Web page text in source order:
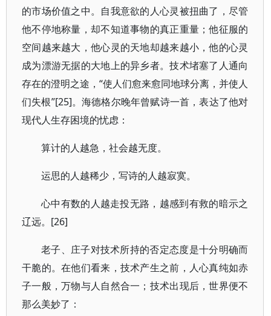
的市场价值之中。自我意欲的人心灵被扭曲了，尽管
他不停地称量，却不知道事物的真正重量；他征服的
空间越来越大，他心灵的天地却越来越小，他的心灵
成为漂游无据的大地上的异乡者。技术堵塞了人通向
存在的澄明之途，“使人们愈来愈同地球分离，并使人
们失根”[25]。海德格尔晚年曾赋诗一首，表达了他对
现代人生存困境的忧虑：
算计的人越急，社会越无度。
运思的人越稀少，写诗的人越寂寞。
心中有数的人越走投无路，越感到有救的暗示之
辽远。[26]
老子、庄子对技术所持的否定态度是十分明确而
干脆的。在他们看来，技术产生之前，人心真纯如赤
子一般，万物与人自然合一；技术出现后，世界便不
那么美妙了：